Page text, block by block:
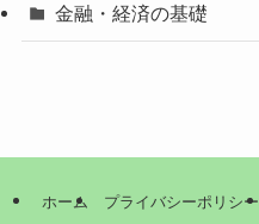
金融・経済の基礎
ホーム プライバシーポリシー